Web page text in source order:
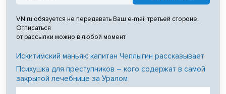
VN.ru обязуется не передавать Ваш e-mail третьей стороне.
Отписаться
от рассылки можно в любой момент
Искитимский маньяк: капитан Чеплыгин рассказывает
Психушка для преступников – кого содержат в самой
закрытой лечебнице за Уралом